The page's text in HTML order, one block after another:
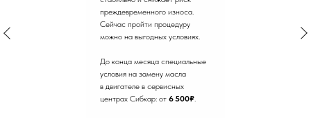
преждевременного износа.
Сейчас пройти процедуру
можно на выгодных условиях.
До конца месяца специальные
условия на замену масла
в двигателе в сервисных
центрах Сибкар: от 6 500₽